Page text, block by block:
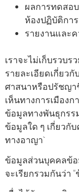
ผลการทดสอ
ห้องปฏิบัติการ
รายงานและ
เราจะไม่เก็บรวบ
รายละเอียดเกี่ยว
ศาสนาหรือปรัชญา
เห็นทางการเมือง
ข้อมูลทางพันธุกรร
ข้อมูลใด ๆ เกี่ยวกั
ทางอาญา
ข้อมูลส่วนบุคคลข้
จะเรียกรวมกันว่า